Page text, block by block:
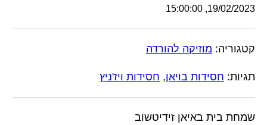
19/02/2023, 15:00:00
קטגוריה: מוזיקה להורדה
תגיות: חסידות בויאן, חסידות ויז'ניץ
שמחת בית באיאן זידיטשוב